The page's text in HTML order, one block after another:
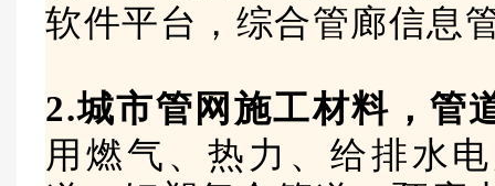
软件平台，综合管廊信息
2.城市管网施工材料，管
用燃气、热力、给排水